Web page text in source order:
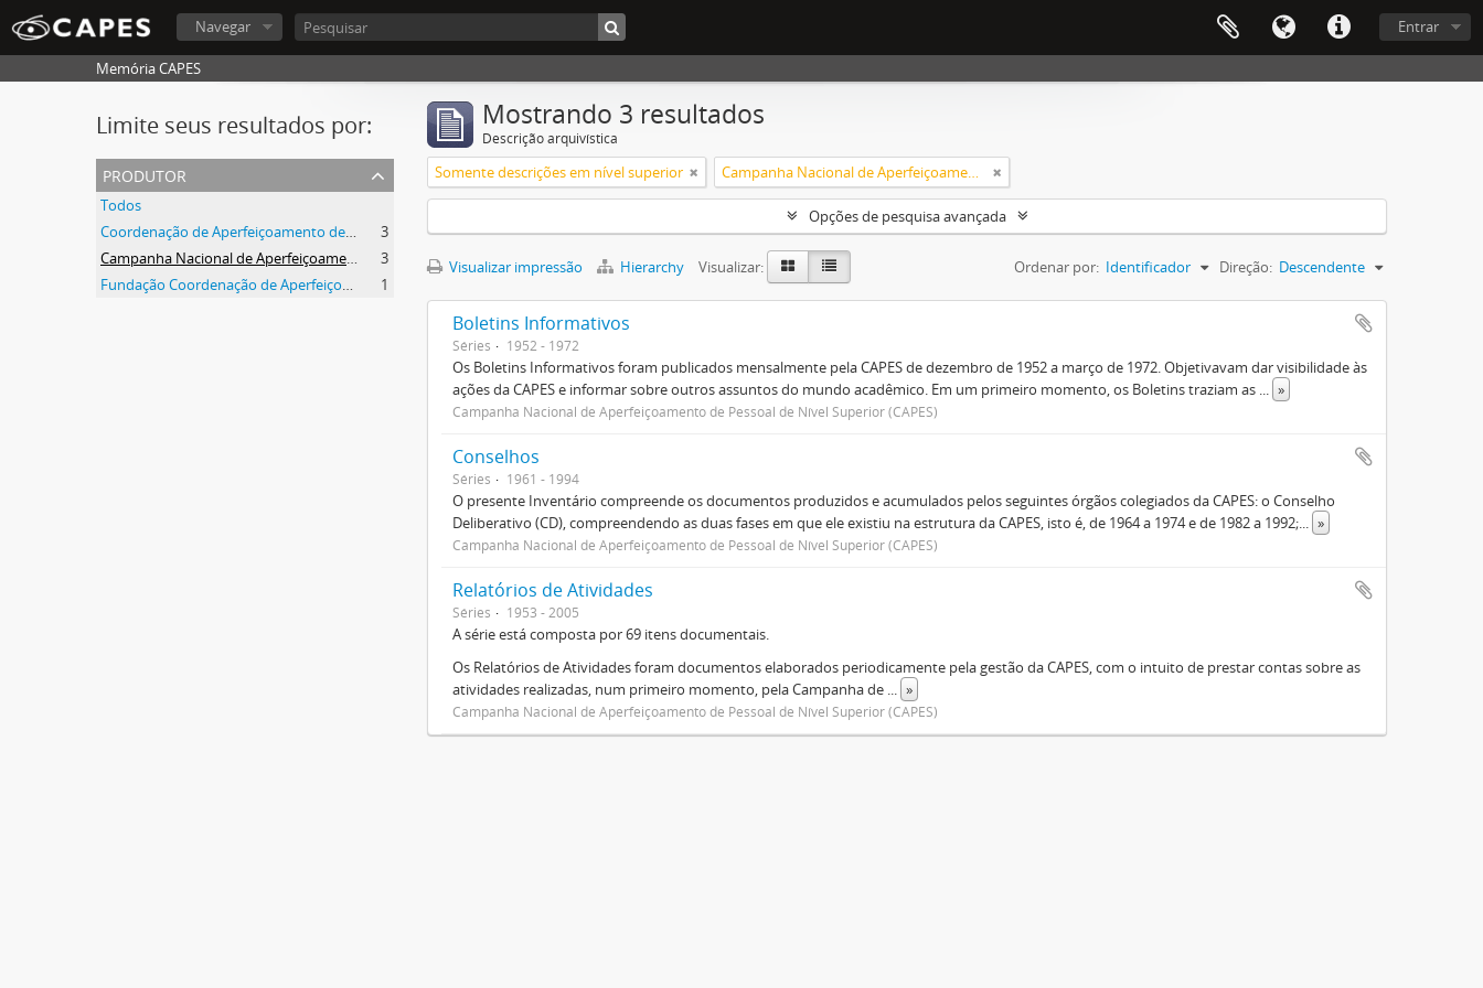
Entrar
Navegar
Memória CAPES
Limite seus resultados por:
produtor
Todos
Coordenação de Aperfeiçoamento de Pessoal de Nível Superior (CAPES)
3
Campanha Nacional de Aperfeiçoamento de Pessoal de Nível Superior (CAPES)
3
Fundação Coordenação de Aperfeiçoamento de Pessoal de Nível Superior (CAPES)
1
Mostrando 3 resultados
Descrição arquivística
Somente descrições em nível superior Campanha Nacional de Aperfeiçoamento de Pessoal de Nível Superior (CAPES)
Opções de pesquisa avançada
Visualizar impressão Hierarchy Visualizar: Ordenar por: Identificador Direção: Descendente
Boletins Informativos
Séries 1952 - 1972
Os Boletins Informativos foram publicados mensalmente pela CAPES de dezembro de 1952 a março de 1972. Objetivavam dar visibilidade às
ações da CAPES e informar sobre outros assuntos do mundo acadêmico. Em um primeiro momento, os Boletins traziam as ... »
Campanha Nacional de Aperfeiçoamento de Pessoal de Nível Superior (CAPES)
Conselhos
Séries 1961 - 1994
O presente Inventário compreende os documentos produzidos e acumulados pelos seguintes órgãos colegiados da CAPES: o Conselho
Deliberativo (CD), compreendendo as duas fases em que ele existiu na estrutura da CAPES, isto é, de 1964 a 1974 e de 1982 a 1992;... »
Campanha Nacional de Aperfeiçoamento de Pessoal de Nível Superior (CAPES)
Relatórios de Atividades
Séries 1953 - 2005
A série está composta por 69 itens documentais.
Os Relatórios de Atividades foram documentos elaborados periodicamente pela gestão da CAPES, com o intuito de prestar contas sobre as
atividades realizadas, num primeiro momento, pela Campanha de ... »
Campanha Nacional de Aperfeiçoamento de Pessoal de Nível Superior (CAPES)